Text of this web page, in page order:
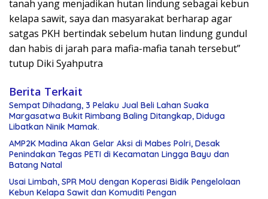
tanah yang menjadikan hutan lindung sebagai kebun
kelapa sawit, saya dan masyarakat berharap agar
satgas PKH bertindak sebelum hutan lindung gundul
dan habis di jarah para mafia-mafia tanah tersebut”
tutup Diki Syahputra
Berita Terkait
Sempat Dihadang, 3 Pelaku Jual Beli Lahan Suaka
Margasatwa Bukit Rimbang Baling Ditangkap, Diduga
Libatkan Ninik Mamak.
AMP2K Madina Akan Gelar Aksi di Mabes Polri, Desak
Penindakan Tegas PETI di Kecamatan Lingga Bayu dan
Batang Natal
Usai Limbah, SPR MoU dengan Koperasi Bidik Pengelolaan
Kebun Kelapa Sawit dan Komuditi Pengan